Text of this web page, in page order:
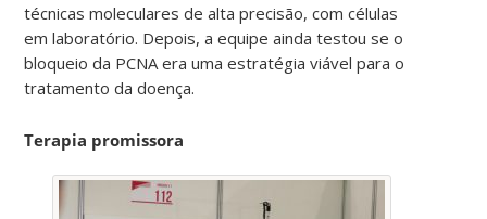
técnicas moleculares de alta precisão, com células
em laboratório. Depois, a equipe ainda testou se o
bloqueio da PCNA era uma estratégia viável para o
tratamento da doença.
Terapia promissora